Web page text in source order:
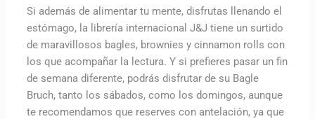
Si además de alimentar tu mente, disfrutas llenando el
estómago, la librería internacional J&J tiene un surtido
de maravillosos bagles, brownies y cinnamon rolls con
los que acompañar la lectura. Y si prefieres pasar un fin
de semana diferente, podrás disfrutar de su Bagle
Bruch, tanto los sábados, como los domingos, aunque
te recomendamos que reserves con antelación, ya que